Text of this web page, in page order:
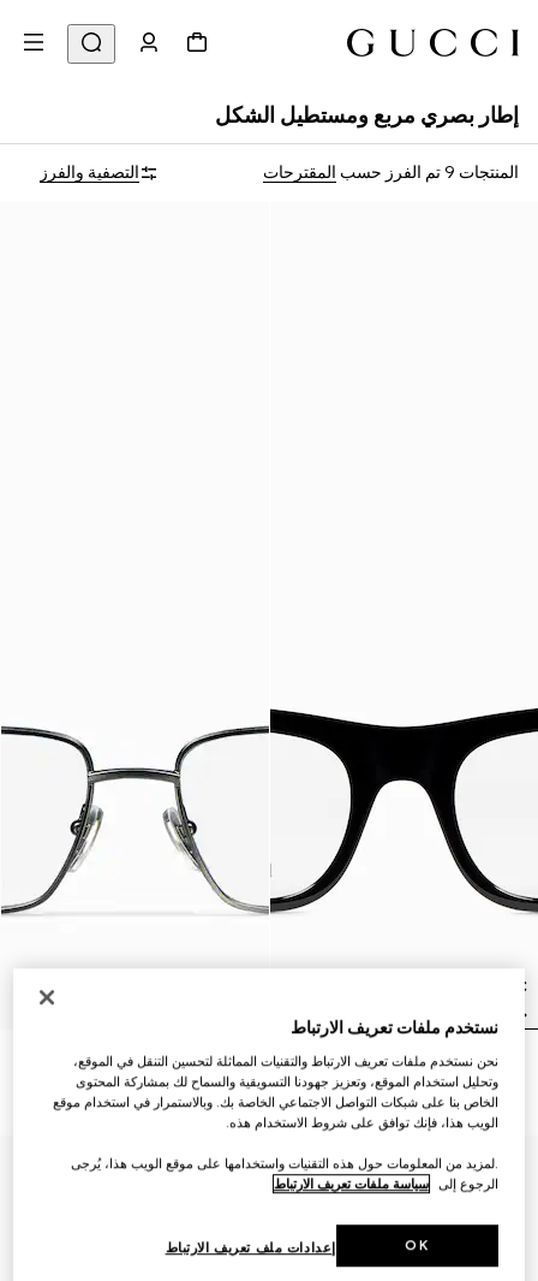
إطار بصري مربع ومستطيل الشكل
المنتجات 9 تم الفرز حسب المقترحات التصفية والفرز
إطار بصري مستطيل الشكل
إطار بصري مستطيل الشكل
€ 395
نستخدم ملفات تعريف الارتباط
نحن نستخدم ملفات تعريف الارتباط والتقنيات المماثلة لتحسين التنقل في الموقع،
وتحليل استخدام الموقع، وتعزيز جهودنا التسويقية والسماح لك بمشاركة المحتوى
الخاص بنا على شبكات التواصل الاجتماعي الخاصة بك. وبالاستمرار في استخدام موقع
الويب هذا، فإنك توافق على شروط الاستخدام هذه.
.لمزيد من المعلومات حول هذه التقنيات واستخدامها على موقع الويب هذا، يُرجى
الرجوع إلى سياسة ملفات تعريف الارتباط
إعدادات ملف تعريف الارتباط OK